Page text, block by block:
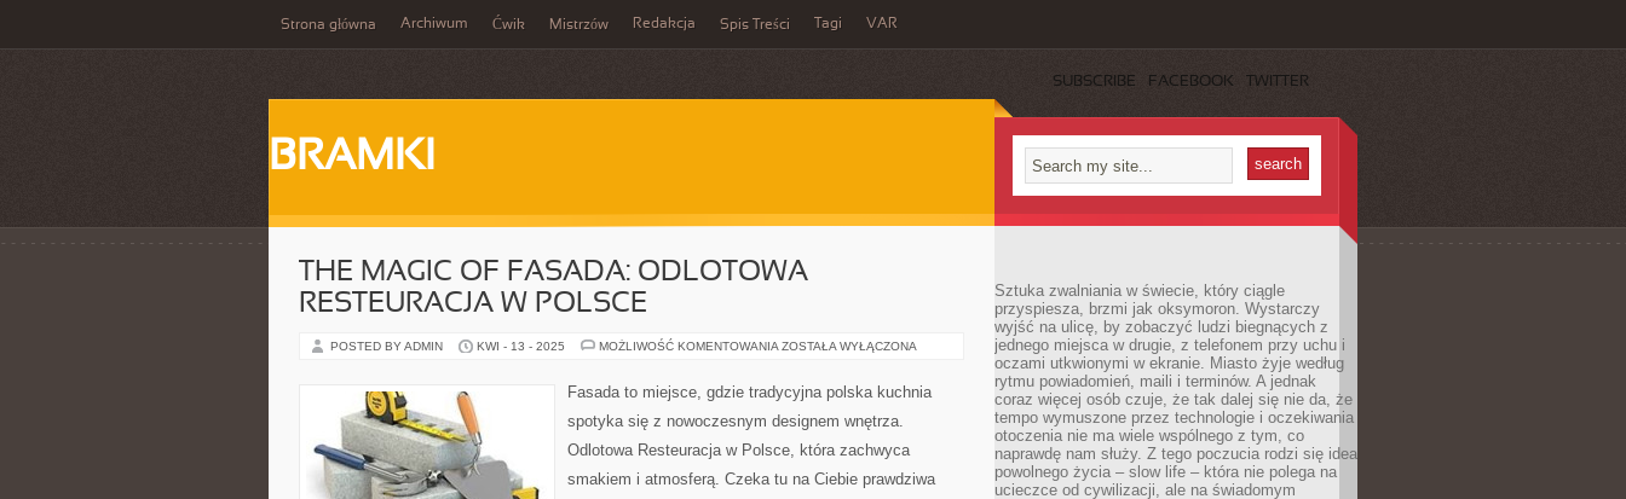
Strona główna Archiwum Ćwik Mistrzów Redakcja Spis Treści Tagi VAR
SUBSCRIBE FACEBOOK TWITTER
BRAMKI
THE MAGIC OF FASADA: ODLOTOWA
RESTEURACJA W POLSCE
POSTED BY ADMIN KWI - 13 - 2025 MOŻLIWOŚĆ KOMENTOWANIA THE
FASADA:
ODLOTOWA
W
ZOSTAŁA WYŁĄCZONA
Fasada to miejsce, gdzie tradycyjna polska kuchnia
spotyka się z nowoczesnym designem wnętrza.
Odlotowa Resteuracja w Polsce, która zachwyca
smakiem i atmosferą. Czeka tu na Ciebie prawdziwa
Sztuka zwalniania w świecie, który ciągle
przyspiesza, brzmi jak oksymoron. Wystarczy
wyjść na ulicę, by zobaczyć ludzi biegnących z
jednego miejsca w drugie, z telefonem przy uchu i
oczami utkwionymi w ekranie. Miasto żyje według
rytmu powiadomień, maili i terminów. A jednak
coraz więcej osób czuje, że tak dalej się nie da, że
tempo wymuszone przez technologie i oczekiwania
otoczenia nie ma wiele wspólnego z tym, co
naprawdę nam służy. Z tego poczucia rodzi się idea
powolnego życia – slow life – która nie polega na
ucieczce od cywilizacji, ale na świadomym